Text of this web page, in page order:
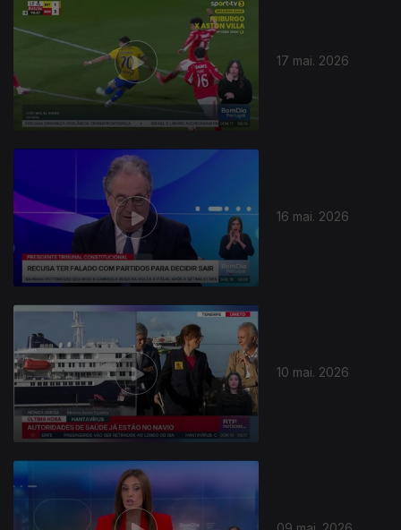
17 mai. 2026
16 mai. 2026
10 mai. 2026